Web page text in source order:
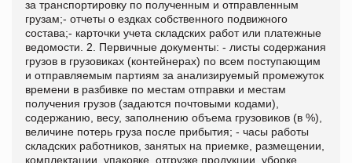
за транспортировку по полученным и отправленным
грузам;- отчеты о ездках собственного подвижного
состава;- карточки учета складских работ или платежные
ведомости. 2. Первичные документы: - листы содержания
грузов в грузовиках (контейнерах) по всем поступающим
и отправляемым партиям за анализируемый промежуток
времени в разбивке по местам отправки и местам
получения грузов (задаются почтовыми кодами),
содержанию, весу, заполнению объема грузовиков (в %),
величине потерь груза после прибытия; - часы работы
складских работников, занятых на приемке, размещении,
комплектации, упаковке, отгрузке продукции, уборке